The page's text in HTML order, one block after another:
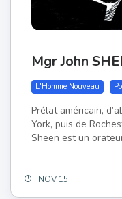
Mgr John
L'Homme Nouveau
Prélat américain,
York, puis de
Sheen est un
NOV 15